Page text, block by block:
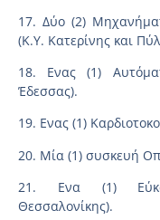
17. Δύο (2)
(Κ.Υ. Κατερίνης και
18. Ενας (1)
Έδεσσας).
19. Ενας (1)
20. Μία (1) συσκευή
21. Ενα (1)
Θεσσαλονίκης).